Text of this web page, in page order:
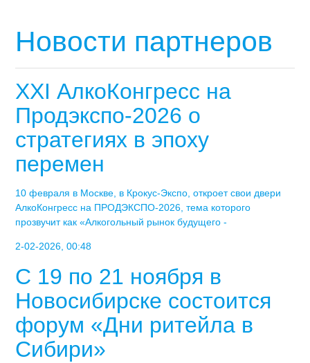
Новости партнеров
XXI АлкоКонгресс на
Продэкспо-2026 о
стратегиях в эпоху
перемен
10 февраля в Москве, в Крокус-Экспо, откроет свои двери
АлкоКонгресс на ПРОДЭКСПО-2026, тема которого
прозвучит как «Алкогольный рынок будущего -
2-02-2026, 00:48
С 19 по 21 ноября в
Новосибирске состоится
форум «Дни ритейла в
Сибири»